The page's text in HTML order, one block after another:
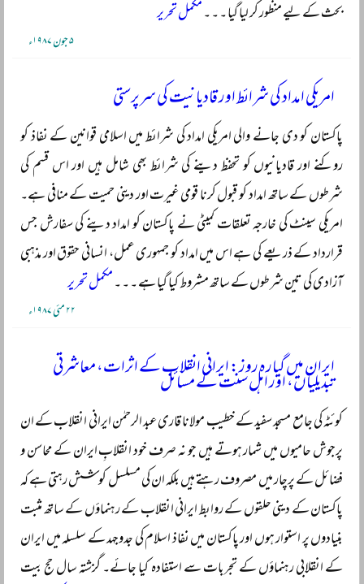
بحث کے لیے منظور کر لیا گیا ۔ ۔ ۔ مکمل تحریر
۵ جون ۱۹۸۷ء
امریکی امداد کی شرائط اور قادیانیت کی سرپرستی
پاکستان کو دی جانے والی امریکی امداد کی شرائط میں اسلامی قوانین کے نفاذ کو
روکنے اور قادیانیوں کو تحفظ دینے کی شرائط بھی شامل ہیں اور اس قسم کی
شرطوں کے ساتھ امداد کو قبول کرنا قومی غیرت اور دینی حمیت کے منافی ہے۔
امریکی سینٹ کی خارجہ تعلقات کمیٹی نے پاکستان کو امداد دینے کی سفارش جس
قرارداد کے ذریعے کی ہے اس میں امداد کو جمہوری عمل، انسانی حقوق اور مذہبی
آزادی کی تین شرطوں کے ساتھ مشروط کیا گیا ہے ۔ ۔ ۔ مکمل تحریر
۲۲ مئی ۱۹۸۷ء
ایران میں گیارہ روز: ایرانی انقلاب کے اثرات، معاشرتی
تبدیلیاں، اور اہل سنت کے مسائل
کوئٹہ کی جامع مسجد سفید کے خطیب مولانا قاری عبد الرحمٰن ایرانی انقلاب کے ان
پرجوش حامیوں میں شمار ہوتے ہیں جو نہ صرف خود انقلابِ ایران کے محاسن و
فضائل کے پرچار میں مصروف رہتے ہیں بلکہ ان کی مسلسل کوشش رہتی ہے کہ
پاکستان کے دینی حلقوں کے روابط ایرانی انقلاب کے رہنماؤں کے ساتھ مثبت
بنیادوں پر استوار ہوں اور پاکستان میں نفاذ اسلام کی جدوجہد کے سلسلہ میں ایران
کے انقلابی رہنماؤں کے تجربات سے استفادہ کیا جائے۔ گزشتہ سال حج بیت